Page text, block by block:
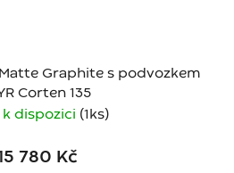
Matte Graphite s podvozkem
Corten 135
k dispozici (1 ks)
780 Kč